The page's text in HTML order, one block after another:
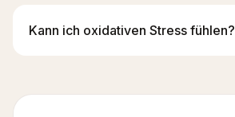
Kann ich oxidativen Stress fühlen?